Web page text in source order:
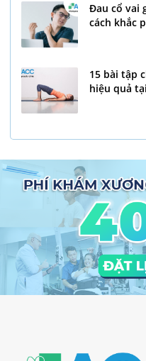
Đau cổ vai
cách khắc
15 bài tập
hiệu quả